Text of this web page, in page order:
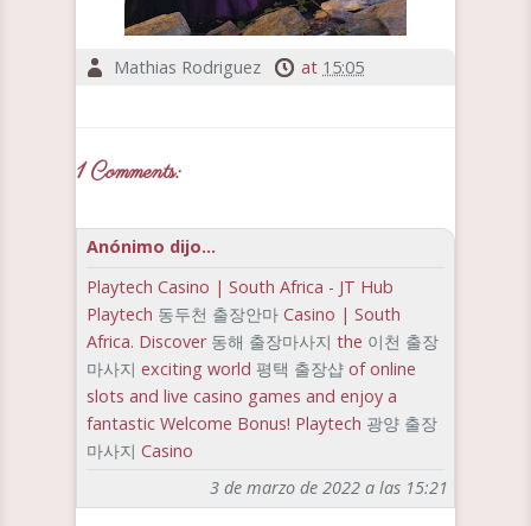
Mathias Rodriguez at 15:05
1 Comments:
Anónimo dijo...
Playtech Casino | South Africa - JT Hub
Playtech 동두천 출장안마 Casino | South
Africa. Discover 동해 출장마사지 the 이천 출장
마사지 exciting world 평택 출장샵 of online
slots and live casino games and enjoy a
fantastic Welcome Bonus! Playtech 광양 출장
마사지 Casino
3 de marzo de 2022 a las 15:21